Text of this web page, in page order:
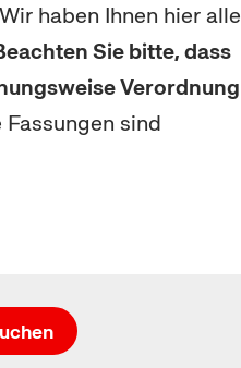
haben Ihnen hier alle
Sie bitte, dass
Verordnung
Fassungen sind